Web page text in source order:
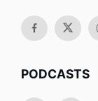
PODCASTS